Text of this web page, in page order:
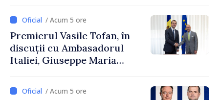
Uygar Mustafa Sertel
/ Acum 5 ore
Premierul Vasile Tofan, în
discuții cu Ambasadorul
Italiei, Giuseppe Maria
/ Acum 5 ore